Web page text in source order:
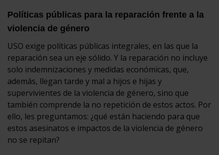
Políticas públicas para la reparación frente a la
violencia de género
USO exige políticas públicas integrales, en las que la
reparación sea un eje sólido. Y la reparación no incluye
solo indemnizaciones y medidas económicas, que,
además, llegan tarde y mal a hijos e hijas y
supervivientes de la violencia de género, sino que
también comprende la no repetición de estos actos. Por
ello, les preguntamos: ¿qué están haciendo para que
estos asesinatos e impactos de la violencia de género
no se repitan?